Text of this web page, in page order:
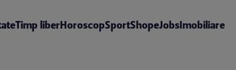
Timp liberHoroscopSportShopeJobsImobiliare